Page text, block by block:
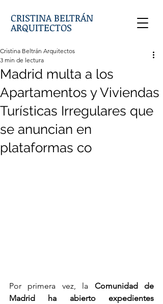
CRISTINA BELTRÁN
ARQUITECTOS
Madrid multa a los
Apartamentos y Viviendas
Turísticas Irregulares que
se anuncian en
plataformas co
Cristina Beltrán Arquitectos
3 min de lectura
Por primera vez, la Comunidad de
Madrid ha abierto expedientes